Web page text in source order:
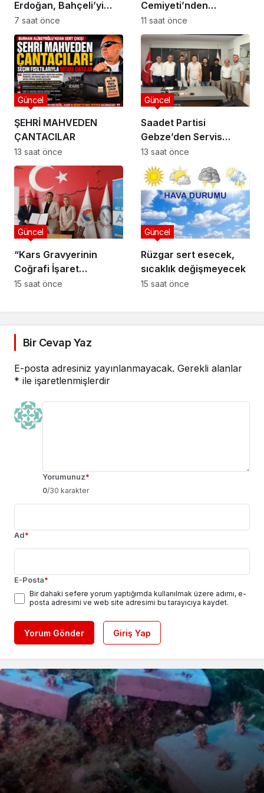
Erdoğan, Bahçeli’yi
Külliye’de kabul etti
7 saat önce
Cemiyeti’nden
Kaymakam Özyiğit’e
Ziyaret
11 saat önce
ŞEHRİ MAHVEDEN
ÇANTACILAR
Güncel
13 saat önce
Saadet Partisi
Gebze’den Servis
Esnafına Destek
Ziyareti: “Sektörde
Adalet Sağlanmalı”
Güncel
13 saat önce
“Kars Gravyerinin
Coğrafi İşaret
Niteliğinin
Güncel
15 saat önce
Rüzgar sert esecek,
sıcaklık değişmeyecek
Güncel
15 saat önce
Bir Cevap Yaz
E-posta adresiniz yayınlanmayacak. Gerekli alanlar
* ile işaretlenmişlerdir
Yorumunuz*
0/30 karakter
Ad*
E-Posta*
Bir dahaki sefere yorum yaptığımda kullanılmak üzere adımı, e-
posta adresimi ve web site adresimi bu tarayıcıya kaydet.
Yorum Gönder Giriş Yap
Saadet Partisi Gebze’den Servis Esnafına